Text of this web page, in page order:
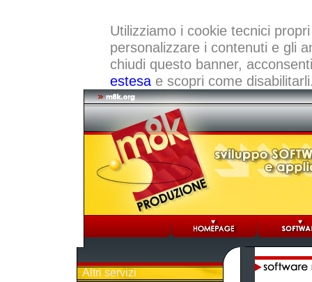
Utilizziamo i cookie tecnici
personalizzare i contenuti e gli
chiudi questo banner,
estesae scopri come
Altri servizi